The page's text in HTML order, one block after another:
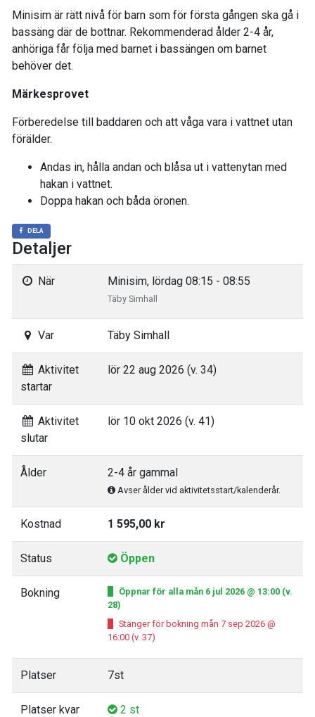
Minisim är rätt nivå för barn som för första gången ska gå i
bassäng där de bottnar. Rekommenderad ålder 2-4 år,
anhöriga får följa med barnet i bassängen om barnet
behöver det.
Märkesprovet
Förberedelse till baddaren och att våga vara i vattnet utan
förälder.
Andas in, hålla andan och blåsa ut i vattenytan med
hakan i vattnet.
Doppa hakan och båda öronen.
DELA
Detaljer
När Minisim, lördag 08:15 - 08:55
Täby Simhall
Var Täby Simhall
Aktivitet
startar
lör 22 aug 2026 (v. 34)
Aktivitet
slutar
lör 10 okt 2026 (v. 41)
Ålder 2-4 år gammal
Avser ålder vid aktivitetsstart/kalenderår.
Kostnad 1 595,00 kr
Status Öppen
Bokning
Öppnar för alla mån 6 jul 2026 @ 13:00 (v.
28)
Stänger för bokning mån 7 sep 2026 @
16:00 (v. 37)
Platser 7st
Platser kvar 2 st